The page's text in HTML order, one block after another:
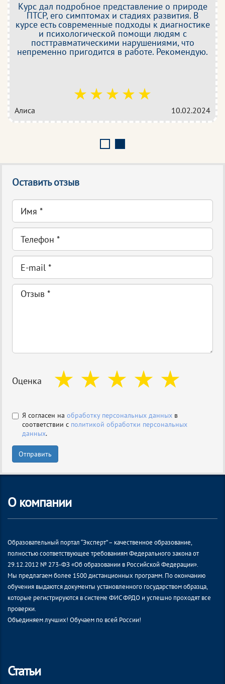
Курс дал подробное представление о природе
ПТСР, его симптомах и стадиях развития. В
курсе есть современные подходы к диагностике
и психологической помощи людям с
посттравматическими нарушениями, что
непременно пригодится в работе. Рекомендую.
Алиса 10.02.2024
Оставить отзыв
Оценка
Я согласен на обработку персональных данных в
соответствии с политикой обработки персональных
данных.
Отправить
О компании
Образовательный портал “Эксперт” – качественное образование,
полностью соответствующее требованиям Федерального закона от
29.12.2012 № 273-ФЗ «Об образовании в Российской Федерации».
Мы предлагаем более 1500 дистанционных программ. По окончанию
обучения выдаются документы установленного государством образца,
которые регистрируются в системе ФИС ФРДО и успешно проходят все
проверки.
Объединяем лучших! Обучаем по всей России!
Статьи